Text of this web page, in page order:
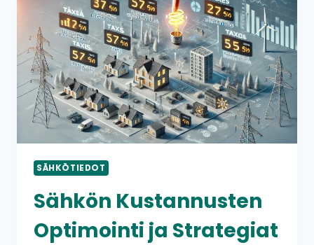
SÄHKÖTIEDOT
Sähkön Kustannusten
Optimointi ja Strategiat